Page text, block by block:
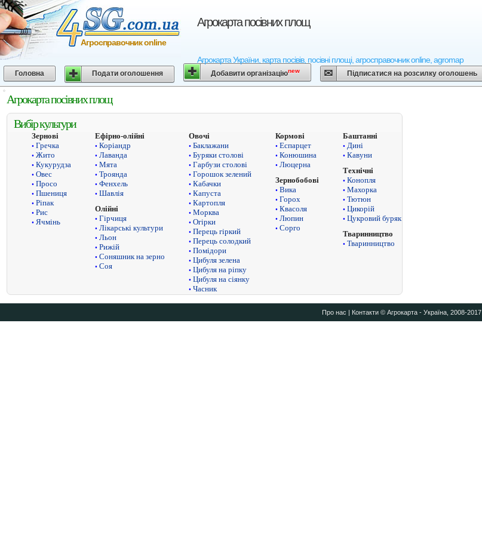
Агрокарта посівних площ
Агрокарта України, карта посівів, посівні площі, агросправочник online, agromap
Агросправочник online
Головна Подати оголошення Добавити організаціюnew Підписатися на розсилку оголошень
Агрокарта посівних площ
Вибір культури
Зернові
• Гречка
• Жито
• Кукурудза
• Овес
• Просо
• Пшениця
• Ріпак
• Рис
• Ячмінь
Ефірно-олійні
• Коріандр
• Лаванда
• Мята
• Троянда
• Фенхель
• Шавлія
Олійні
• Гірчиця
• Лікарські культури
• Льон
• Рижій
• Соняшник на зерно
• Соя
Овочі
• Баклажани
• Буряки столові
• Гарбузи столові
• Горошок зелений
• Кабачки
• Капуста
• Картопля
• Морква
• Огірки
• Перець гіркий
• Перець солодкий
• Помідори
• Цибуля зелена
• Цибуля на ріпку
• Цибуля на сіянку
• Часник
Кормові
• Еспарцет
• Конюшина
• Люцерна
Зернобобові
• Вика
• Горох
• Квасоля
• Люпин
• Сорго
Баштанні
• Дині
• Кавуни
Технічні
• Конопля
• Махорка
• Тютюн
• Цикорій
• Цукровий буряк
Тваринництво
• Тваринництво
Про нас | Контакти© Агрокарта - Україна, 2008-2017